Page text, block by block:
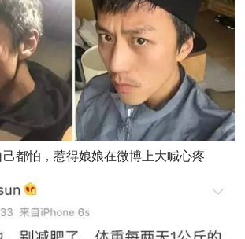
都怕，惹得娘娘在微博上大喊心疼